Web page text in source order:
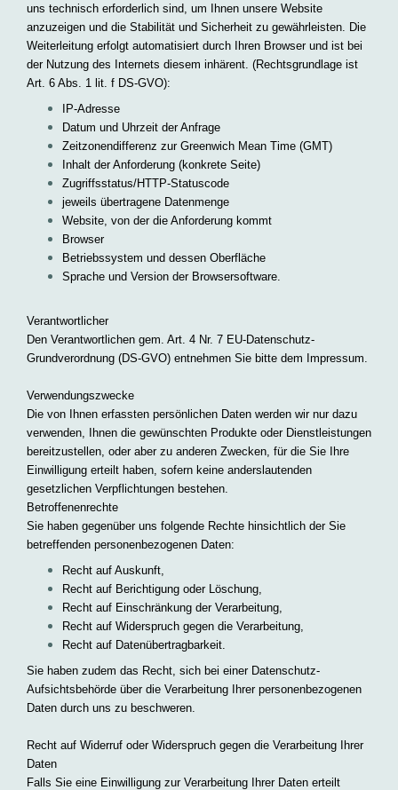
uns technisch erforderlich sind, um Ihnen unsere Website
anzuzeigen und die Stabilität und Sicherheit zu gewährleisten. Die
Weiterleitung erfolgt automatisiert durch Ihren Browser und ist bei
der Nutzung des Internets diesem inhärent. (Rechtsgrundlage ist
Art. 6 Abs. 1 lit. f DS-GVO):
IP-Adresse
Datum und Uhrzeit der Anfrage
Zeitzonendifferenz zur Greenwich Mean Time (GMT)
Inhalt der Anforderung (konkrete Seite)
Zugriffsstatus/HTTP-Statuscode
jeweils übertragene Datenmenge
Website, von der die Anforderung kommt
Browser
Betriebssystem und dessen Oberfläche
Sprache und Version der Browsersoftware.
Verantwortlicher
Den Verantwortlichen gem. Art. 4 Nr. 7 EU-Datenschutz-
Grundverordnung (DS-GVO) entnehmen Sie bitte dem Impressum.
Verwendungszwecke
Die von Ihnen erfassten persönlichen Daten werden wir nur dazu
verwenden, Ihnen die gewünschten Produkte oder Dienstleistungen
bereitzustellen, oder aber zu anderen Zwecken, für die Sie Ihre
Einwilligung erteilt haben, sofern keine anderslautenden
gesetzlichen Verpflichtungen bestehen.
Betroffenenrechte
Sie haben gegenüber uns folgende Rechte hinsichtlich der Sie
betreffenden personenbezogenen Daten:
Recht auf Auskunft,
Recht auf Berichtigung oder Löschung,
Recht auf Einschränkung der Verarbeitung,
Recht auf Widerspruch gegen die Verarbeitung,
Recht auf Datenübertragbarkeit.
Sie haben zudem das Recht, sich bei einer Datenschutz-
Aufsichtsbehörde über die Verarbeitung Ihrer personenbezogenen
Daten durch uns zu beschweren.
Recht auf Widerruf oder Widerspruch gegen die Verarbeitung Ihrer
Daten
Falls Sie eine Einwilligung zur Verarbeitung Ihrer Daten erteilt